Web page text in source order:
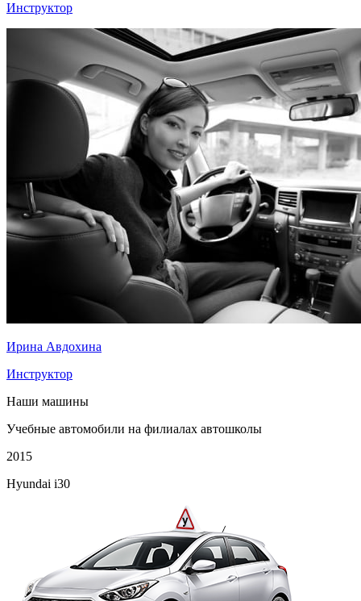
Инструктор
Ирина Авдохина
Инструктор
Наши машины
Учебные автомобили на филиалах автошколы
2015
Hyundai i30